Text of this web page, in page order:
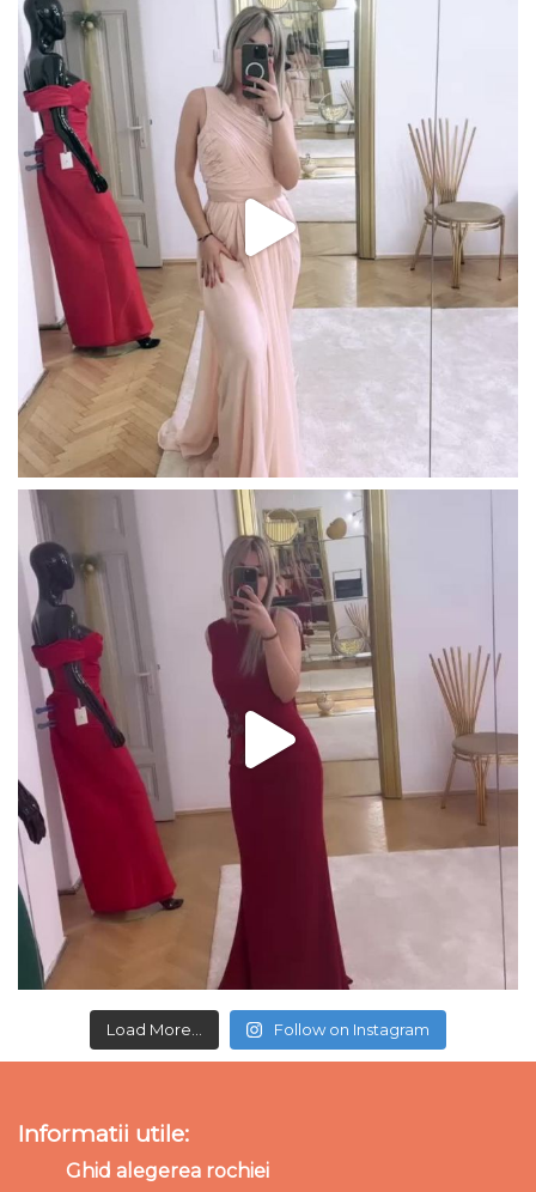
Load More... Follow on Instagram
Informatii utile:
Ghid alegerea rochiei